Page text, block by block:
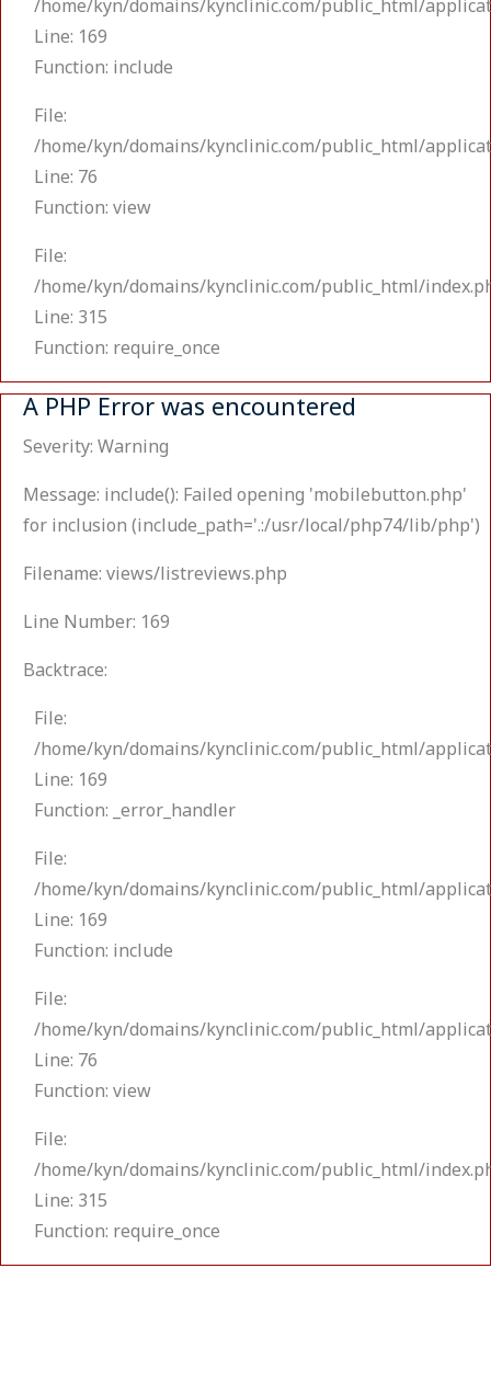
/home/kyn/domains/kynclinic.com/public_html/
Line: 169
Function: include
File:
/home/kyn/domains/kynclinic.com/public_html/
Line: 76
Function: view
File:
/home/kyn/domains/kynclinic.com/public_html/
Line: 315
Function: require_once
A PHP Error was encountered
Severity: Warning
Message: include(): Failed opening 'mobilebutton.php'
for inclusion (include_path='.:/usr/local/php74/lib/php')
Filename: views/listreviews.php
Line Number: 169
Backtrace:
File:
/home/kyn/domains/kynclinic.com/public_html/
Line: 169
Function: _error_handler
File:
/home/kyn/domains/kynclinic.com/public_html/
Line: 169
Function: include
File:
/home/kyn/domains/kynclinic.com/public_html/
Line: 76
Function: view
File:
/home/kyn/domains/kynclinic.com/public_html/
Line: 315
Function: require_once